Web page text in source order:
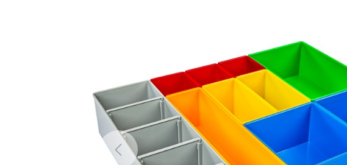
Previous